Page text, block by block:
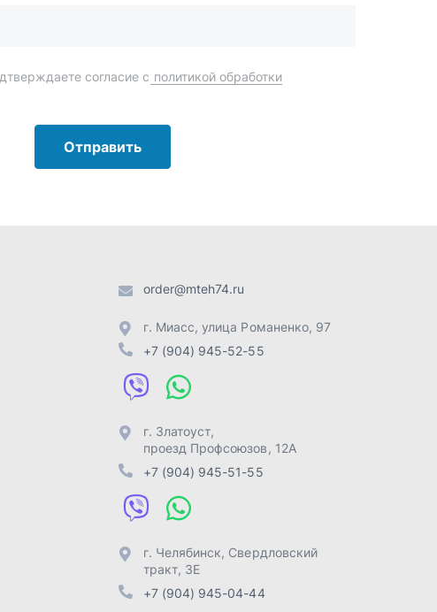
+7 (904) 945-52-55
г. Челябинск,Свердловский
тракт, 3Е
Отправить заявку
Разработка -